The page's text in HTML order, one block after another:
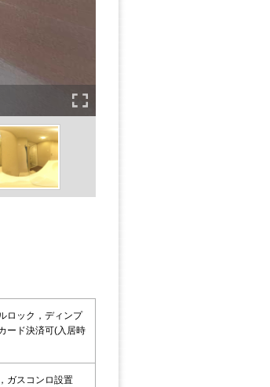
ロック，ディンプ
ード決済可(入居時
ガスコンロ設置